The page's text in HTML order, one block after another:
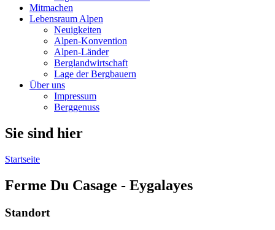
Mitmachen
Lebensraum Alpen
Neuigkeiten
Alpen-Konvention
Alpen-Länder
Berglandwirtschaft
Lage der Bergbauern
Über uns
Impressum
Berggenuss
Sie sind hier
Startseite
Ferme Du Casage - Eygalayes
Standort